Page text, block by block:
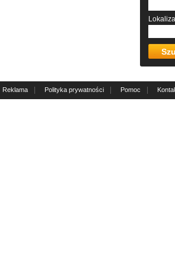
Reklama | Polityka prywatności | Pomoc |